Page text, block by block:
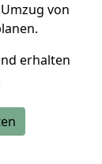
von
erhalten